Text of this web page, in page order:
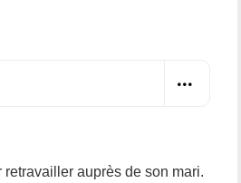
auprès de son mari.